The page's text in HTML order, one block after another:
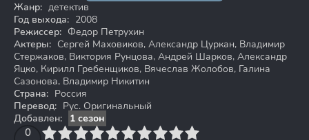
Жанр: детектив
Год выхода: 2008
Режиссер: Федор Петрухин
Актеры: Сергей Маховиков, Александр Цуркан, Владимир
Стержаков, Виктория Рунцова, Андрей Шарков, Александр
Яцко, Кирилл Гребенщиков, Вячеслав Жолобов, Галина
Сазонова, Владимир Никитин
Страна: Россия
Перевод: Рус. Оригинальный
Добавлен:
1 сезон
0
4 6 7 8 9 10